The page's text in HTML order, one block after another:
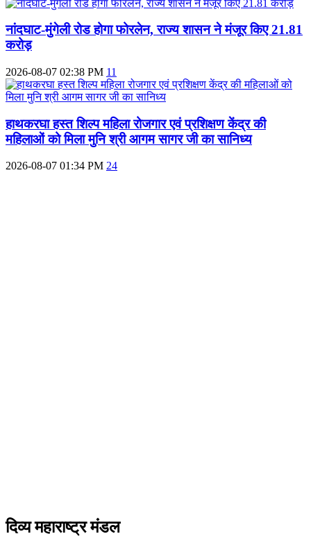
नांदघाट-मुंगेली रोड होगा फोरलेन, राज्य शासन ने मंजूर किए 21.81
करोड़
2026-08-07 02:38 PM 11
हाथकरघा हस्त शिल्प महिला रोजगार एवं प्रशिक्षण केंद्र की
महिलाओं को मिला मुनि श्री आगम सागर जी का सानिध्य
2026-08-07 01:34 PM 24
दिव्य महाराष्ट्र मंडल